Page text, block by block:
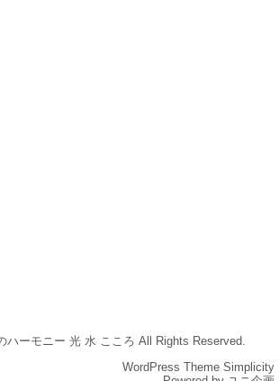
ハーモニー 光 水 こころ All Rights Reserved.
WordPress Theme Simplicity